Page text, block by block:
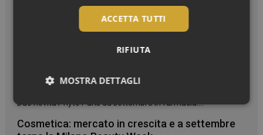
Bentornato, settembre! La nuova stagione in
Settembre è arrivato, e con lui il ritorno...
danneggiati
Due novità Phyto Paris da settembre in farmacia:...
Cosmetica: mercato in crescita e a settembre
ACCETTA TUTTI
RIFIUTA
MOSTRA DETTAGLI
Necessari